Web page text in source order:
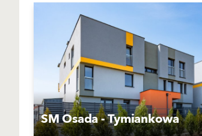
SM Osada - Tymiankowa